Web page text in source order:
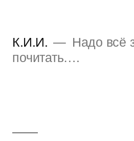
К.И.И.
Надо всё
почитать….